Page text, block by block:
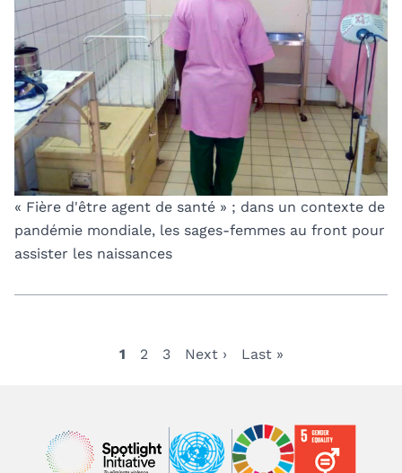
« Fière d'être agent de santé » ; dans un contexte de
pandémie mondiale, les sages-femmes au front pour
assister les naissances
Page
1 Page
2 Page
3
Page
Next ›
Dernière
Last »
Image Image Image